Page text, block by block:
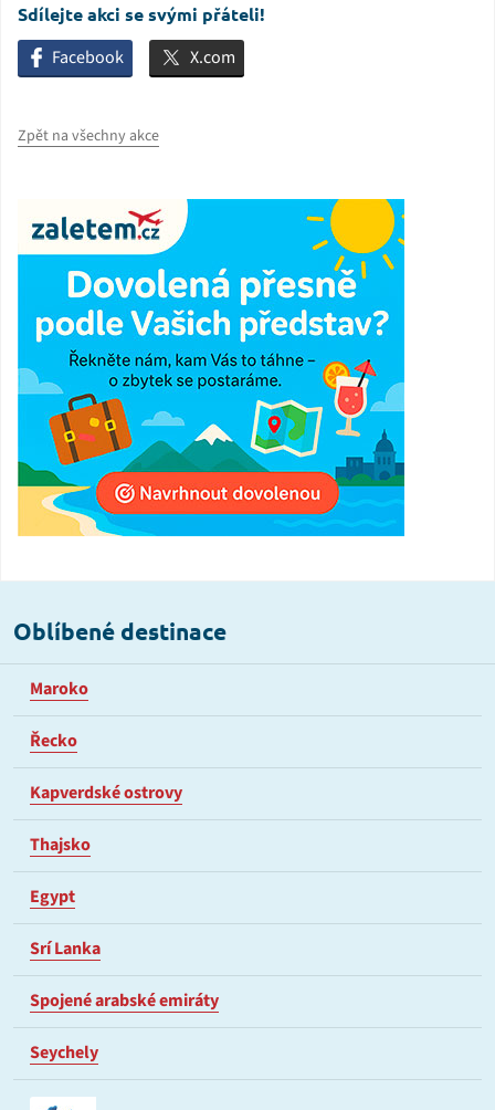
Sdílejte akci se svými přáteli!
Facebook X.com
Zpět na všechny akce
Oblíbené destinace
Maroko
Řecko
Kapverdské ostrovy
Thajsko
Egypt
Srí Lanka
Spojené arabské emiráty
Seychely